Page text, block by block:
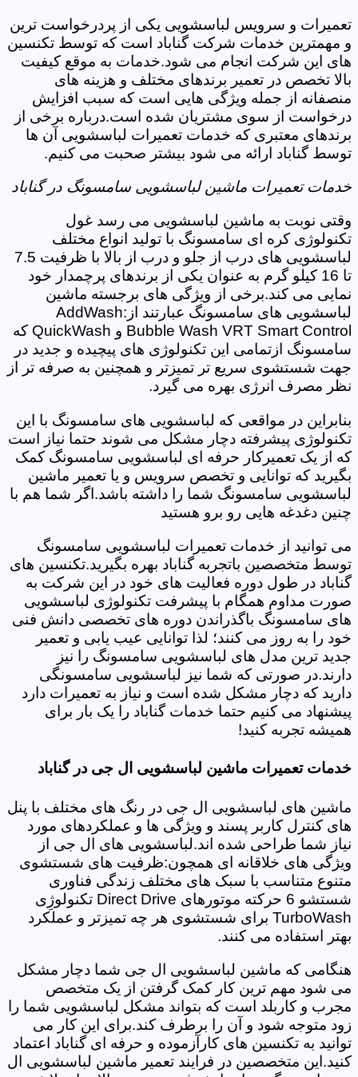
تعمیرات و سرویس لباسشویی یکی از پردرخواست ترین
و مهمترین خدمات شرکت گناباد است که توسط تکنسین
های این شرکت انجام می شود.خدمات به موقع کیفیت
بالا تخصص در تعمیر برندهای مختلف و هزینه های
منصفانه از جمله ویژگی هایی است که سبب افزایش
درخواست از سوی مشتریان شده است.درباره برخی از
برندهای معتبری که خدمات تعمیرات لباسشویی آن ها
توسط گناباد ارائه می شود بیشتر صحبت می کنیم.
خدمات تعمیرات ماشین لباسشویی سامسونگ در گناباد
وقتی نوبت به ماشین لباسشویی می رسد غول
تکنولوژی کره ای سامسونگ با تولید انواع مختلف
لباسشویی های درب از جلو و درب از بالا با ظرفیت 7.5
تا 16 کیلو گرم به عنوان یکی از برندهای پرچمدار خود
نمایی می کند.برخی از ویژگی های برجسته ماشین
لباسشویی های سامسونگ عبارتند از:AddWash
Bubble Wash VRT Smart Control و QuickWash که
سامسونگ ازتمامی این تکنولوژی های پیچیده و جدید در
جهت شستشوی سریع تر تمیزتر و همچنین به صرفه تر از
نظر مصرف انرژی بهره می گیرد.
بنابراین در مواقعی که لباسشویی های سامسونگ با این
تکنولوژی پیشرفته دچار مشکل می شوند حتما نیاز است
که از یک تعمیرکار حرفه ای لباسشویی سامسونگ کمک
بگیرید که توانایی و تخصص سرویس و یا تعمیر ماشین
لباسشویی سامسونگ شما را داشته باشد.اگر شما هم با
چنین دغدغه هایی رو برو هستید
می توانید از خدمات تعمیرات لباسشویی سامسونگ
توسط متخصصین باتجربه گناباد بهره بگیرید.تکنسین های
گناباد در طول دوره فعالیت های خود در این شرکت به
صورت مداوم همگام با پیشرفت تکنولوژی لباسشویی
های سامسونگ باگذراندن دوره های تخصصی دانش فنی
خود را به روز می کنند؛ لذا توانایی عیب یابی و تعمیر
جدید ترین مدل های لباسشویی سامسونگ را نیز
دارند.در صورتی که شما نیز لباسشویی سامسونگی
دارید که دچار مشکل شده است و نیاز به تعمیرات دارد
پیشنهاد می کنیم حتما خدمات گناباد را یک بار برای
همیشه تجربه کنید!
خدمات تعمیرات ماشین لباسشویی ال جی در گناباد
ماشین های لباسشویی ال جی در رنگ های مختلف با پنل
های کنترل کاربر پسند و ویژگی ها و عملکردهای مورد
نیاز شما طراحی شده اند.لباسشویی های ال جی از
ویژگی های خلاقانه ای همچون:ظرفیت های شستشوی
متنوع متناسب با سبک های مختلف زندگی فناوری
شستشو 6 حرکته موتورهای Direct Drive تکنولوژِی
TurboWash برای شستشوی هر چه تمیزتر و عملکرد
بهتر استفاده می کنند.
هنگامی که ماشین لباسشویی ال جی شما دچار مشکل
می شود مهم ترین کار کمک گرفتن از یک متخصص
مجرب و کاربلد است که بتواند مشکل لباسشویی شما را
زود متوجه شود و آن را برطرف کند.برای این کار می
توانید به تکنسین های کارآزموده و حرفه ای گناباد اعتماد
کنید.این متخصصین در فرایند تعمیر ماشین لباسشویی ال